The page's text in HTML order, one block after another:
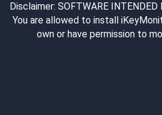
Disclaimer: SOFTWARE INTENDED
You are allowed to install
own or have permission to